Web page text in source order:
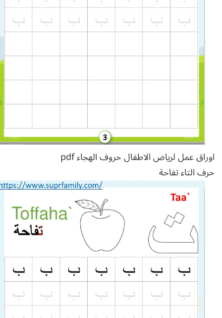
اوراق عمل لرياض الاطفال حروف الهجاء pdf
حرف التاء تفاحة